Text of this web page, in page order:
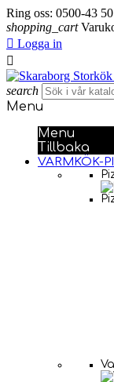
Ring oss: 0500-43
shopping_cart
 Logga in

search
Menu
Menu
Tillbaka
VARMKÖK-